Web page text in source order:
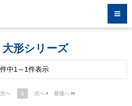
形シリーズ
中1～1件表示
1